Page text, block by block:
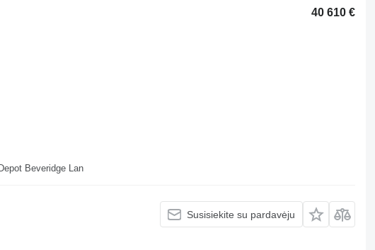
40 610 €
Jungtinė Karalystė, Cliffe Hill Depot Beveridge Lan
Susisiekite su pardavėju